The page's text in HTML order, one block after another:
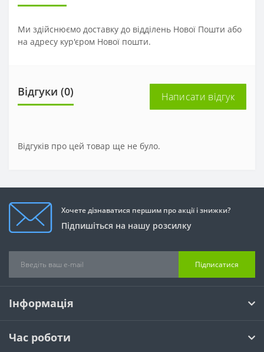
Ми здійснюємо доставку до відділень Нової Пошти або
на адресу кур'єром Нової пошти.
Відгуки (0) Написати відгук
Відгуків про цей товар ще не було.
Хочете дізнаватися першим про акції і знижки?
Підпишіться на нашу розсилку
Підписатися
Інформація
Час роботи